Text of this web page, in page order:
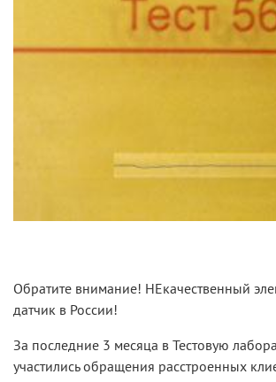
Обратите внимание! НЕкачественный
датчик в России!
За последние 3 месяца в Тестовую
участились обращения расстроенных